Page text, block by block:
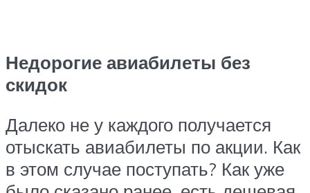
Недорогие авиабилеты без
скидок
Далеко не у каждого получается
отыскать авиабилеты по акции. Как
в этом случае поступать? Как уже